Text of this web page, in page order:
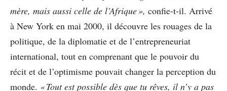
mère, mais aussi celle de l’Afrique », confie-t-il. Arrivé
à New York en mai 2000, il découvre les rouages de la
politique, de la diplomatie et de l’entrepreneuriat
international, tout en comprenant que le pouvoir du
récit et de l’optimisme pouvait changer la perception du
monde. « Tout est possible dès que tu rêves, il n’y a pas